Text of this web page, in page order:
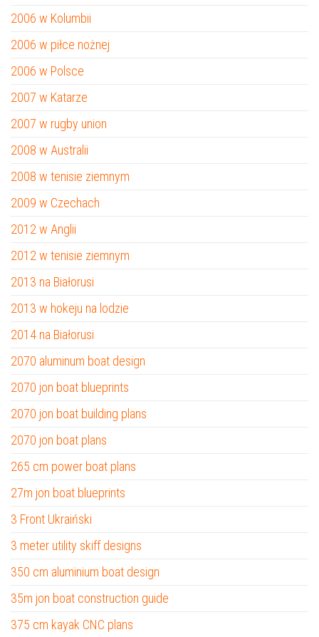
2006 w Kolumbii
2006 w piłce nożnej
2006 w Polsce
2007 w Katarze
2007 w rugby union
2008 w Australii
2008 w tenisie ziemnym
2009 w Czechach
2012 w Anglii
2012 w tenisie ziemnym
2013 na Białorusi
2013 w hokeju na lodzie
2014 na Białorusi
2070 aluminum boat design
2070 jon boat blueprints
2070 jon boat building plans
2070 jon boat plans
265 cm power boat plans
27m jon boat blueprints
3 Front Ukraiński
3 meter utility skiff designs
350 cm aluminium boat design
35m jon boat construction guide
375 cm kayak CNC plans